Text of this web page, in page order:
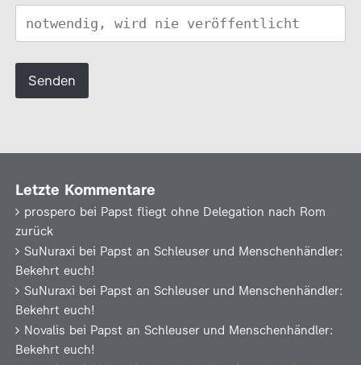
Letzte Kommentare
prospero bei Papst fliegt ohne Delegation nach Rom
zurück
SuNuraxi bei Papst an Schleuser und Menschenhändler:
Bekehrt euch!
SuNuraxi bei Papst an Schleuser und Menschenhändler:
Bekehrt euch!
Novalis bei Papst an Schleuser und Menschenhändler:
Bekehrt euch!